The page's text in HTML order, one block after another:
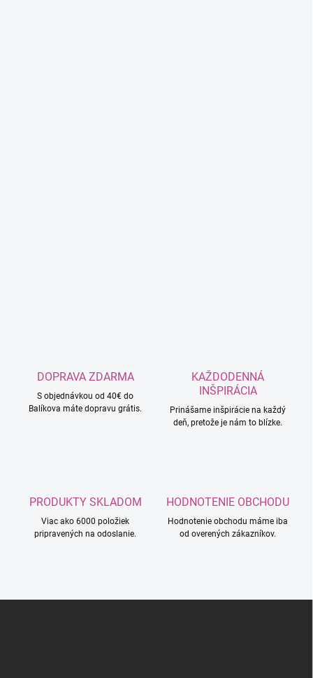
DOPRAVA ZDARMA
S objednávkou od 40€ do
Balíkova máte dopravu grátis.
KAŽDODENNÁ
INŠPIRÁCIA
Prinášame inšpirácie na každý
deň, pretože je nám to blízke.
PRODUKTY SKLADOM
Viac ako 6000 položiek
pripravených na odoslanie.
HODNOTENIE OBCHODU
Hodnotenie obchodu máme iba
od overených zákazníkov.